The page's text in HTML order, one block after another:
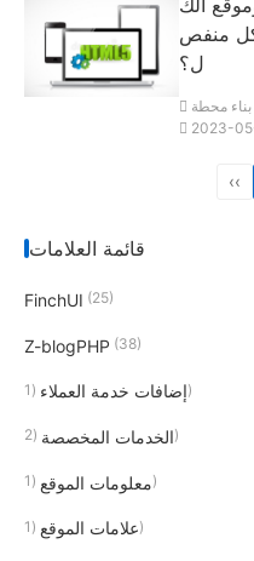
الك
منفص
ل؟
بناء محطة
2023-
‹‹
قائمة العلامات
FinchUI (25)
Z-blogPHP (38)
إضافات خدمة العملاء(1)
الخدمات المخصصة(2)
معلومات الموقع(1)
علامات الموقع(1)